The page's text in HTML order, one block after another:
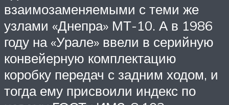
взаимозаменяемыми с теми же
узлами «Днепра» МТ-10. А в 1986
году на «Урале» ввели в серийную
конвейерную комплектацию
коробку передач с задним ходом, и
тогда ему присвоили индекс по